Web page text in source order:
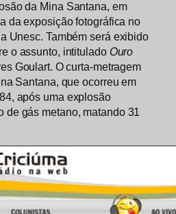
da Mina Santana, em
da exposição fotográfica no
Unesc. Também será exibido
o assunto, intitulado Ouro
Goulart. O curta-metragem
Santana, que ocorreu em
após uma explosão
de gás metano, matando 31